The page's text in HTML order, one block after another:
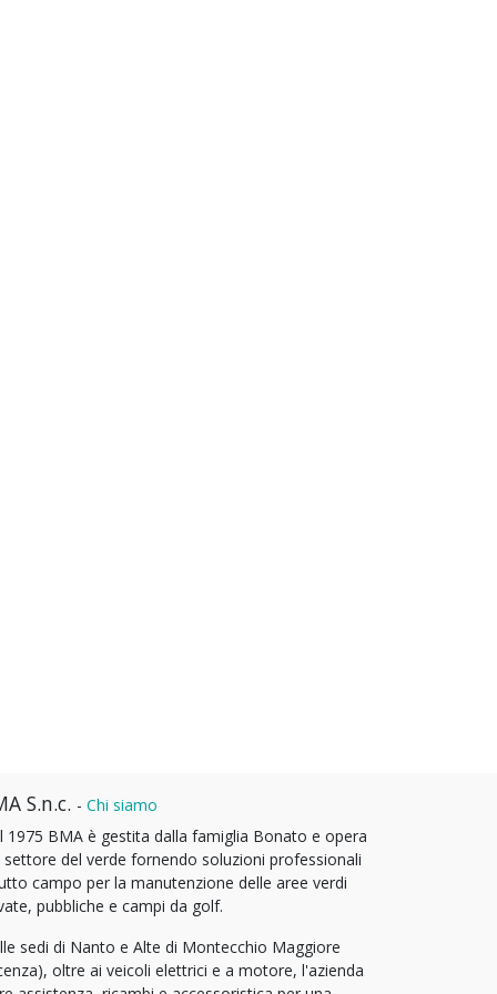
S.n.c. - Chi siamo
1975 BMA è gestita dalla famiglia Bonato e opera
settore del verde fornendo soluzioni professionali
campo per la manutenzione delle aree verdi
pubbliche e campi da golf.
sedi di Nanto e Alte di Montecchio Maggiore
oltre ai veicoli elettrici e a motore, l'azienda